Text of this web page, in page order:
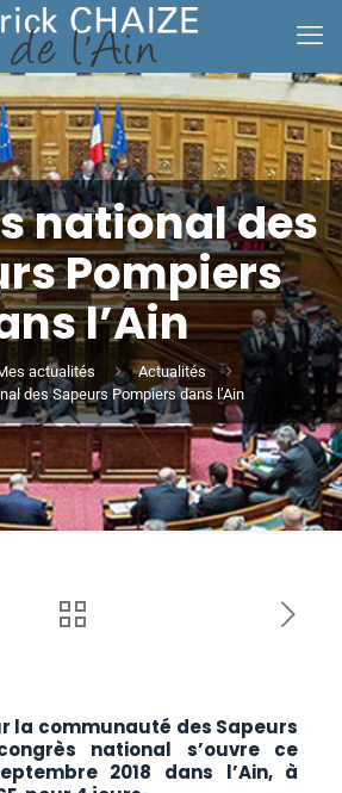
national des
Pompiers
l’Ain
actualités
Actualités
des Sapeurs Pompiers dans l’Ain
la communauté des Sapeurs
national s’ouvre ce
2018 dans l’Ain, à